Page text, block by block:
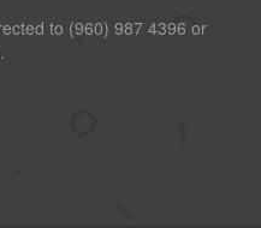
to (960) 987 4396 or
.